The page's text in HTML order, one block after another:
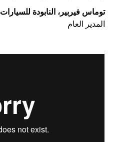
توماس فيربير، النابودة للسيارات
المدير العام